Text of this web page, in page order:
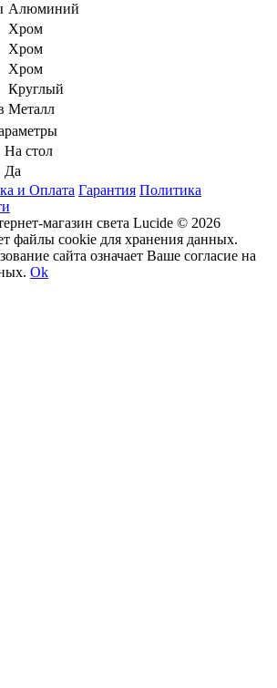
Алюминий
Хром
Хром
Хром
Круглый
Металл
На стол
Да
и Оплата Гарантия Политика
магазин света Lucide © 2026
файлы cookie для хранения данных.
сайта означает Ваше согласие на
Ok